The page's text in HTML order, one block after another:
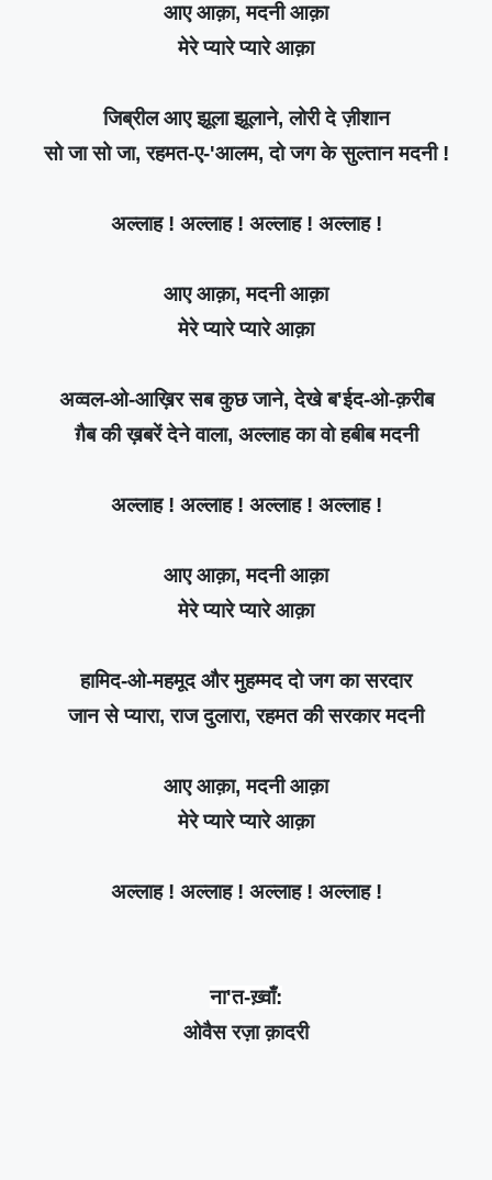
आए आक़ा, मदनी आक़ा
मेरे प्यारे प्यारे आक़ा
जिब्रील आए झूला झूलाने, लोरी दे ज़ीशान
सो जा सो जा, रहमत-ए-'आलम, दो जग के सुल्तान मदनी !
अल्लाह ! अल्लाह ! अल्लाह ! अल्लाह !
आए आक़ा, मदनी आक़ा
मेरे प्यारे प्यारे आक़ा
अव्वल-ओ-आख़िर सब कुछ जाने, देखे ब'ईद-ओ-क़रीब
ग़ैब की ख़बरें देने वाला, अल्लाह का वो हबीब मदनी
अल्लाह ! अल्लाह ! अल्लाह ! अल्लाह !
आए आक़ा, मदनी आक़ा
मेरे प्यारे प्यारे आक़ा
हामिद-ओ-महमूद और मुहम्मद दो जग का सरदार
जान से प्यारा, राज दुलारा, रहमत की सरकार मदनी
आए आक़ा, मदनी आक़ा
मेरे प्यारे प्यारे आक़ा
अल्लाह ! अल्लाह ! अल्लाह ! अल्लाह !
ना'त-ख़्वाँ:
ओवैस रज़ा क़ादरी